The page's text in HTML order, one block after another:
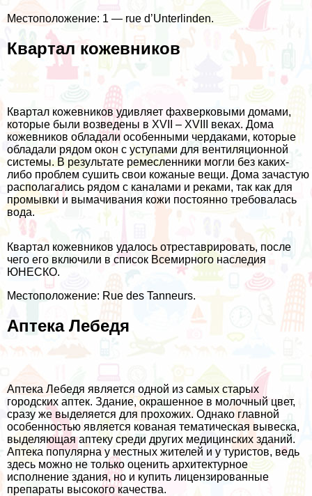
Местоположение: 1 — rue d’Unterlinden.
Квартал кожевников
Квартал кожевников удивляет фахверковыми домами,
которые были возведены в XVII – XVIII веках. Дома
кожевников обладали особенными чердаками, которые
обладали рядом окон с уступами для вентиляционной
системы. В результате ремесленники могли без каких-
либо проблем сушить свои кожаные вещи. Дома зачастую
располагались рядом с каналами и реками, так как для
промывки и вымачивания кожи постоянно требовалась
вода.
Квартал кожевников удалось отреставрировать, после
чего его включили в список Всемирного наследия
ЮНЕСКО.
Местоположение: Rue des Tanneurs.
Аптека Лебедя
Аптека Лебедя является одной из самых старых
городских аптек. Здание, окрашенное в молочный цвет,
сразу же выделяется для прохожих. Однако главной
особенностью является кованая тематическая вывеска,
выделяющая аптеку среди других медицинских зданий.
Аптека популярна у местных жителей и у туристов, ведь
здесь можно не только оценить архитектурное
исполнение здания, но и купить лицензированные
препараты высокого качества.